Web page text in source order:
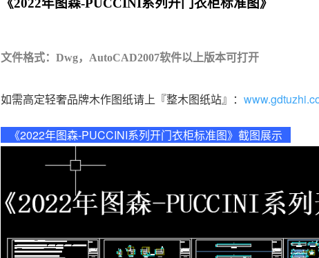
《2022年图森-PUCCINI系列开门衣柜标准图》
文件格式：Dwg，AutoCAD2007软件以上版本可打开
如需高定轻奢品牌木作图纸请上『整木图纸站』：
《2022年图森-PUCCINI系列开门衣柜标准图》截图展示